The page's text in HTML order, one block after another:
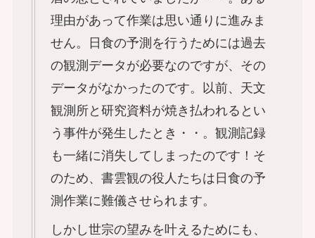
理由があって作業は思い通りに進みま
せん。日食の予測を行うためには過去
の観測データが必要なのですが、その
データがなかったのです。以前、天文
観測所と研究資料が焼き払われるとい
う事件が発生したとき・・。観測記録
も一緒に消失してしまったのです！そ
のため、書雲観の役人たちは日食の予
測作業に難儀させられます。
しかし世宗の望みを叶えるためにも、